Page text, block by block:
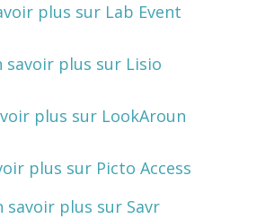
plus sur Lab Event
savoir plus sur Lisio
plus sur LookAroun
plus sur Picto Access
savoir plus sur Savr